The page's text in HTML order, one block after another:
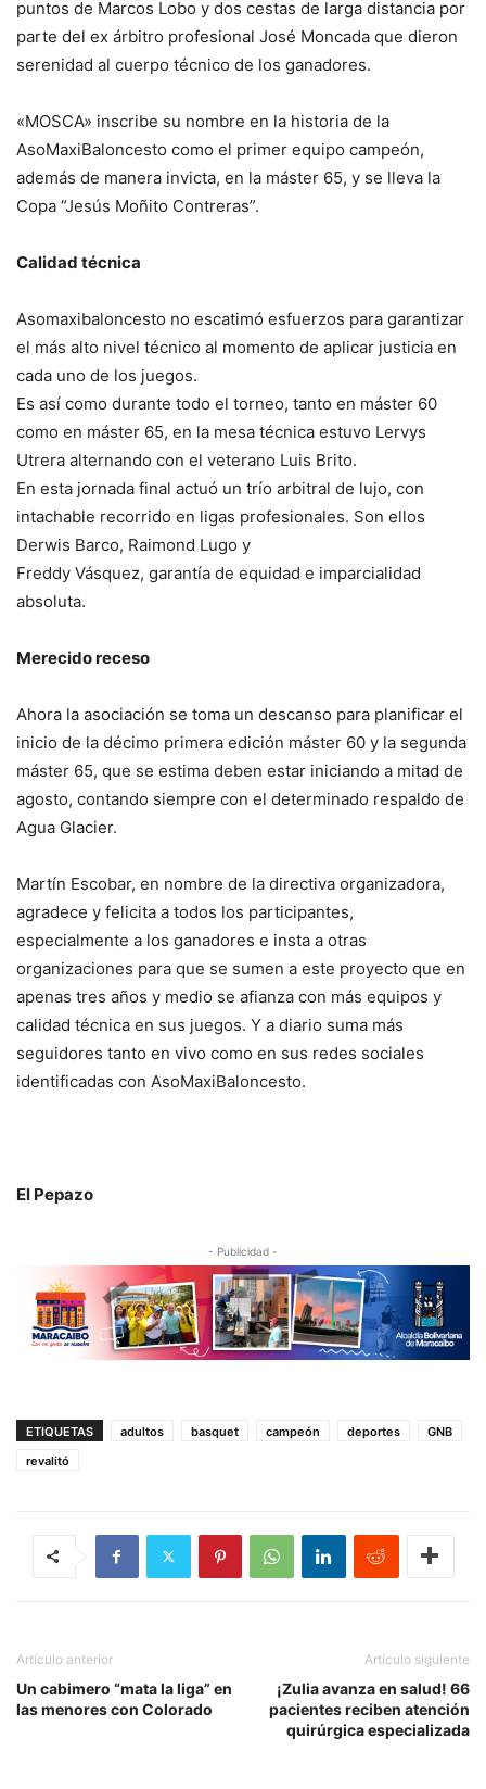
puntos de Marcos Lobo y dos cestas de larga distancia por
parte del ex árbitro profesional José Moncada que dieron
serenidad al cuerpo técnico de los ganadores.
«MOSCA» inscribe su nombre en la historia de la
AsoMaxiBaloncesto como el primer equipo campeón,
además de manera invicta, en la máster 65, y se lleva la
Copa “Jesús Moñito Contreras”.
Calidad técnica
Asomaxibaloncesto no escatimó esfuerzos para garantizar
el más alto nivel técnico al momento de aplicar justicia en
cada uno de los juegos.
Es así como durante todo el torneo, tanto en máster 60
como en máster 65, en la mesa técnica estuvo Lervys
Utrera alternando con el veterano Luis Brito.
En esta jornada final actuó un trío arbitral de lujo, con
intachable recorrido en ligas profesionales. Son ellos
Derwis Barco, Raimond Lugo y
Freddy Vásquez, garantía de equidad e imparcialidad
absoluta.
Merecido receso
Ahora la asociación se toma un descanso para planificar el
inicio de la décimo primera edición máster 60 y la segunda
máster 65, que se estima deben estar iniciando a mitad de
agosto, contando siempre con el determinado respaldo de
Agua Glacier.
Martín Escobar, en nombre de la directiva organizadora,
agradece y felicita a todos los participantes,
especialmente a los ganadores e insta a otras
organizaciones para que se sumen a este proyecto que en
apenas tres años y medio se afianza con más equipos y
calidad técnica en sus juegos. Y a diario suma más
seguidores tanto en vivo como en sus redes sociales
identificadas con AsoMaxiBaloncesto.
El Pepazo
- Publicidad -
ETIQUETAS adultos basquet campeón deportes
GNB
revalitó
Artículo anterior
Un cabimero “mata la liga” en
las menores con Colorado
Artículo siguiente
¡Zulia avanza en salud! 66
pacientes reciben atención
quirúrgica especializada